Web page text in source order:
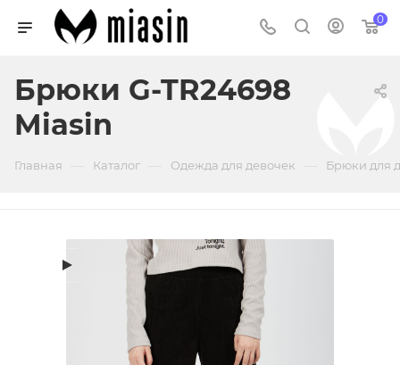
0
Брюки G-TR24698
Miasin
Главная Каталог Одежда для девочек Брюки для